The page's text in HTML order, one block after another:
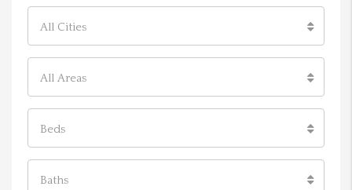
All Cities
All Areas
Beds
Baths